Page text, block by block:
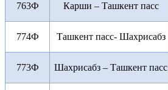
763Ф Карши – Ташкент пасс
774Ф Ташкент пасс- Шахрисабз
773Ф Шахрисабз – Ташкент пасс